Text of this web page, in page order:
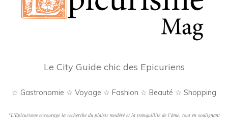
Le City Guide chic des Epicuriens
☆ Gastronomie ☆ Voyage ☆ Fashion ☆ Beauté ☆ Shopping
"L'Epicurisme encourage la recherche du plaisir modéré et la tranquillité de l’âme, tout en soulignant